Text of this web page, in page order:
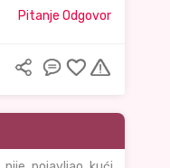
Pitanje Odgovor